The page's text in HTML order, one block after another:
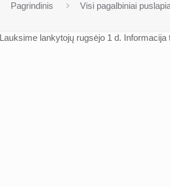
Pagrindinis Visi pagalbiniai
lankytojų rugsėjo 1 d.